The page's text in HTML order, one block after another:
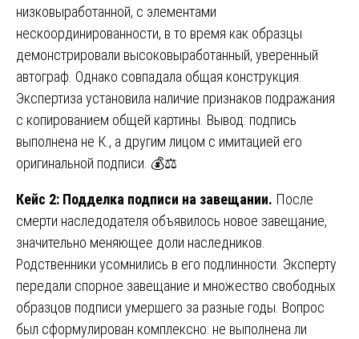
низковыработанной, с элементами
нескоординированности, в то время как образцы
демонстрировали высоковыработанный, уверенный
автограф. Однако совпадала общая конструкция.
Экспертиза установила наличие признаков подражания
с копированием общей картины. Вывод: подпись
выполнена не К., а другим лицом с имитацией его
оригинальной подписи. 💰⚖️
Кейс 2: Подделка подписи на завещании. После
смерти наследодателя объявилось новое завещание,
значительно меняющее доли наследников.
Родственники усомнились в его подлинности. Эксперту
передали спорное завещание и множество свободных
образцов подписи умершего за разные годы. Вопрос
был сформулирован комплексно: не выполнена ли